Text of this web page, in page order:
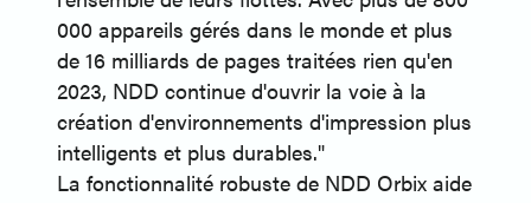
000 appareils gérés dans le monde et plus
de 16 milliards de pages traitées rien qu'en
2023, NDD continue d'ouvrir la voie à la
création d'environnements d'impression plus
intelligents et plus durables."
La fonctionnalité robuste de NDD Orbix aide